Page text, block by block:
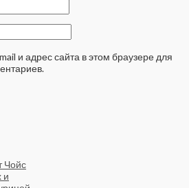
и адрес сайта в этом браузере для